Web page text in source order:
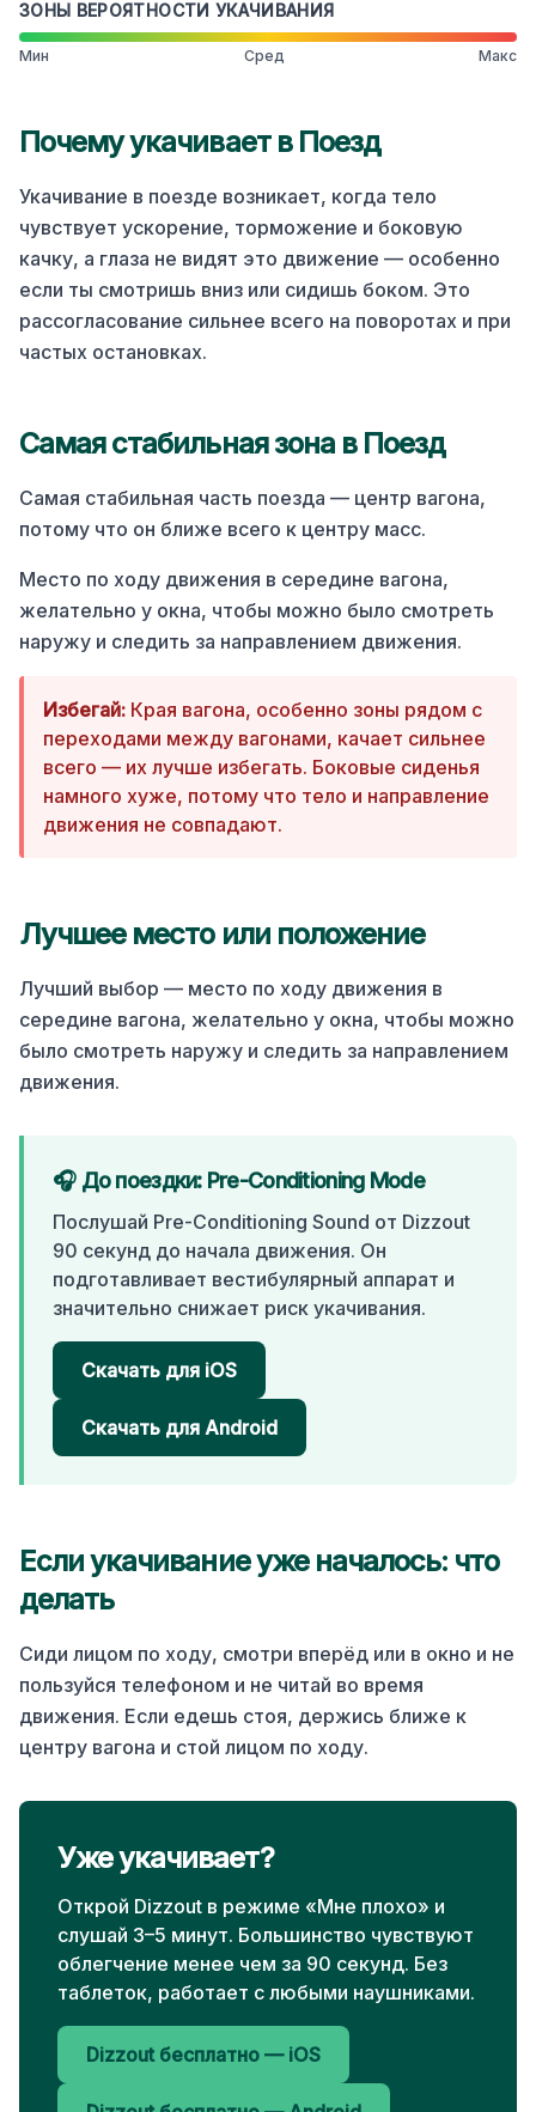
ЗОНЫ ВЕРОЯТНОСТИ УКАЧИВАНИЯ
Мин Сред Макс
Почему укачивает в Поезд
Укачивание в поезде возникает, когда тело
чувствует ускорение, торможение и боковую
качку, а глаза не видят это движение — особенно
если ты смотришь вниз или сидишь боком. Это
рассогласование сильнее всего на поворотах и при
частых остановках.
Самая стабильная зона в Поезд
Самая стабильная часть поезда — центр вагона,
потому что он ближе всего к центру масс.
Место по ходу движения в середине вагона,
желательно у окна, чтобы можно было смотреть
наружу и следить за направлением движения.
Избегай: Края вагона, особенно зоны рядом с
переходами между вагонами, качает сильнее
всего — их лучше избегать. Боковые сиденья
намного хуже, потому что тело и направление
движения не совпадают.
Лучшее место или положение
Лучший выбор — место по ходу движения в
середине вагона, желательно у окна, чтобы можно
было смотреть наружу и следить за направлением
движения.
🎧 До поездки: Pre-Conditioning Mode
Послушай Pre-Conditioning Sound от Dizzout
90 секунд до начала движения. Он
подготавливает вестибулярный аппарат и
значительно снижает риск укачивания.
Скачать для iOS
Скачать для Android
Если укачивание уже началось: что
делать
Сиди лицом по ходу, смотри вперёд или в окно и не
пользуйся телефоном и не читай во время
движения. Если едешь стоя, держись ближе к
центру вагона и стой лицом по ходу.
Уже укачивает?
Открой Dizzout в режиме «Мне плохо» и
слушай 3–5 минут. Большинство чувствуют
облегчение менее чем за 90 секунд. Без
таблеток, работает с любыми наушниками.
Dizzout бесплатно — iOS